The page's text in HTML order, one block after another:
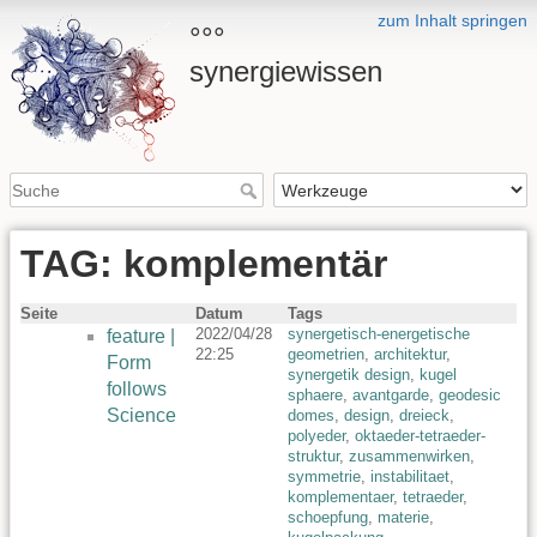
zum Inhalt springen
°°°
synergiewissen
TAG: komplementär
Seite Datum Tags
feature |
Form
follows
Science
2022/04/28
22:25
synergetisch-energetische
geometrien, architektur,
synergetik design, kugel
sphaere, avantgarde, geodesic
domes, design, dreieck,
polyeder, oktaeder-tetraeder-
struktur, zusammenwirken,
symmetrie, instabilitaet,
komplementaer, tetraeder,
schoepfung, materie,